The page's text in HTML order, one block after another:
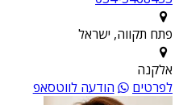
פתח תקווה, ישראל
אלקנה
לפרטים
הודעה לווטסאפ